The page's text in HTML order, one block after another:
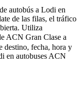
autobús a Lodi en
de las filas, el tráfico
Utiliza
ACN Gran Clase a
destino, fecha, hora y
en autobuses ACN